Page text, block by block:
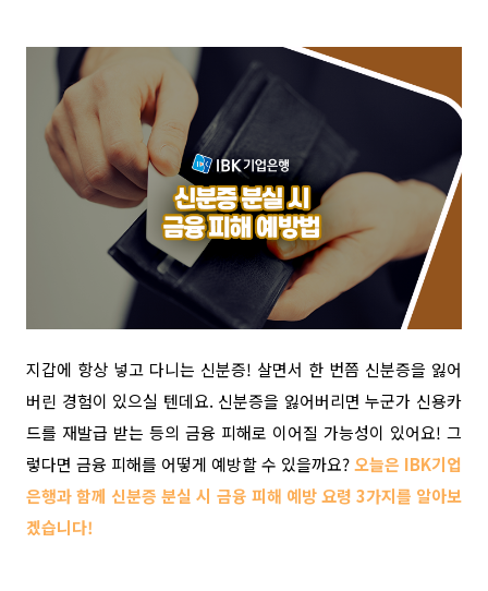
지갑에 항상 넣고 다니는 신분증! 살면서 한 번쯤 신분증을 잃어
버린 경험이 있으실 텐데요. 신분증을 잃어버리면 누군가 신용카
드를 재발급 받는 등의 금융 피해로 이어질 가능성이 있어요! 그
렇다면 금융 피해를 어떻게 예방할 수 있을까요?오늘은 IBK기업
은행과 함께 신분증 분실 시 금융 피해 예방 요령 3가지를 알아보
겠습니다!